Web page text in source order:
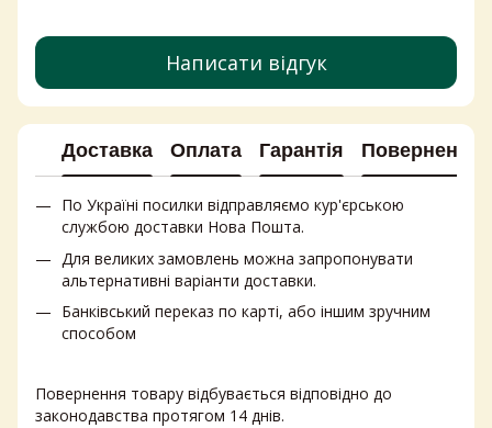
Написати відгук
Доставка Оплата Гарантія Повернення
По Україні посилки відправляємо кур'єрською
службою доставки Нова Пошта.
Для великих замовлень можна запропонувати
альтернативні варіанти доставки.
Банківський переказ по карті, або іншим зручним
способом
Повернення товару відбувається відповідно до
законодавства протягом 14 днів.